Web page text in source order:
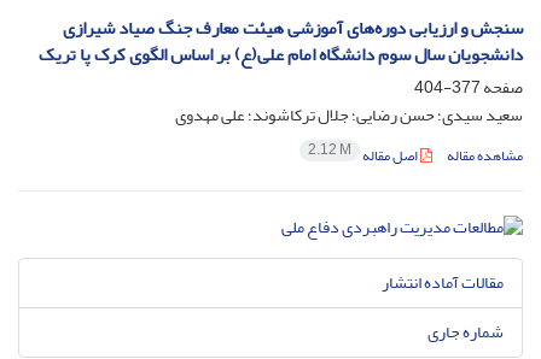
سنجش و ارزیابی دوره‌های آموزشی هیئت معارف جنگ صیاد شیرازی
دانشجویان سال سوم دانشگاه امام علی(ع) بر اساس الگوی کرک پا تریک
صفحه377-404
سعید سیدی؛ حسن رضایی؛ جلال ترکاشوند؛ علی مهدوی
مشاهده مقاله اصل مقاله 2.12 M
مقالات آماده انتشار
شماره جاری